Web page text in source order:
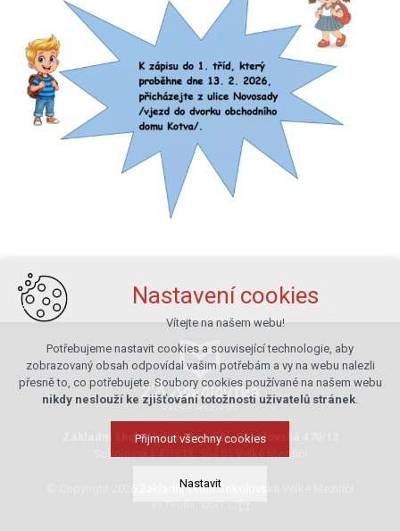
Základní škola Velké Meziříčí, Sokolovská 470/13
Sokolovská 470/13, 594 01 Velké Meziříčí
© Copyright 2026 Základní škola Sokolovská Velké Meziříčí
Nastavení cookies
Vítejte na našem webu!
Potřebujeme nastavit cookies a související technologie, aby
zobrazovaný obsah odpovídal vašim potřebám a vy na webu nalezli
přesně to, co potřebujete. Soubory cookies používané na našem webu
nikdy neslouží ke zjišťování totožnosti uživatelů stránek.
Přijmout všechny cookies
Nastavit